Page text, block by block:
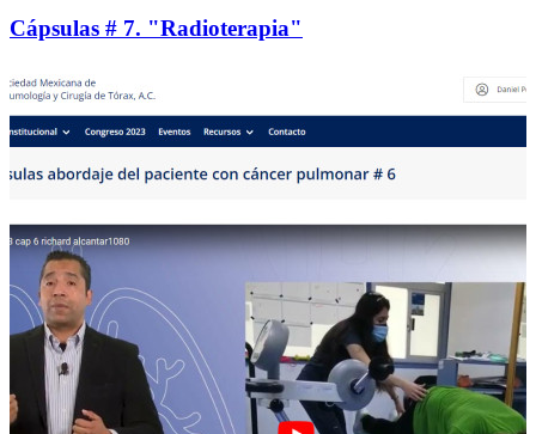
Cápsulas # 7. "Radioterapia"